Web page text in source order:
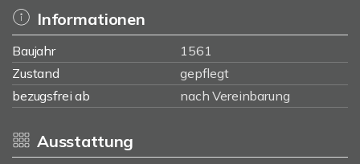
Informationen
Baujahr
1561
Zustand
gepflegt
bezugsfrei ab
nach Vereinbarung
Ausstattung